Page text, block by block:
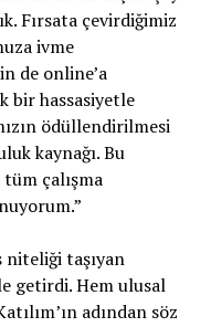
Fırsata çevirdiğimiz
ivme
de online’a
bir hassasiyetle
ödüllendirilmesi
kaynağı. Bu
çalışma
niteliği taşıyan
getirdi. Hem ulusal
adından söz